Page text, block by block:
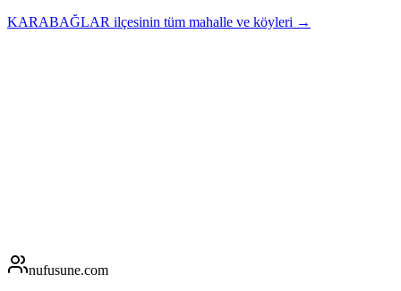
KARABAĞLAR ilçesinin tüm mahalle ve köyleri →
nufusune.com